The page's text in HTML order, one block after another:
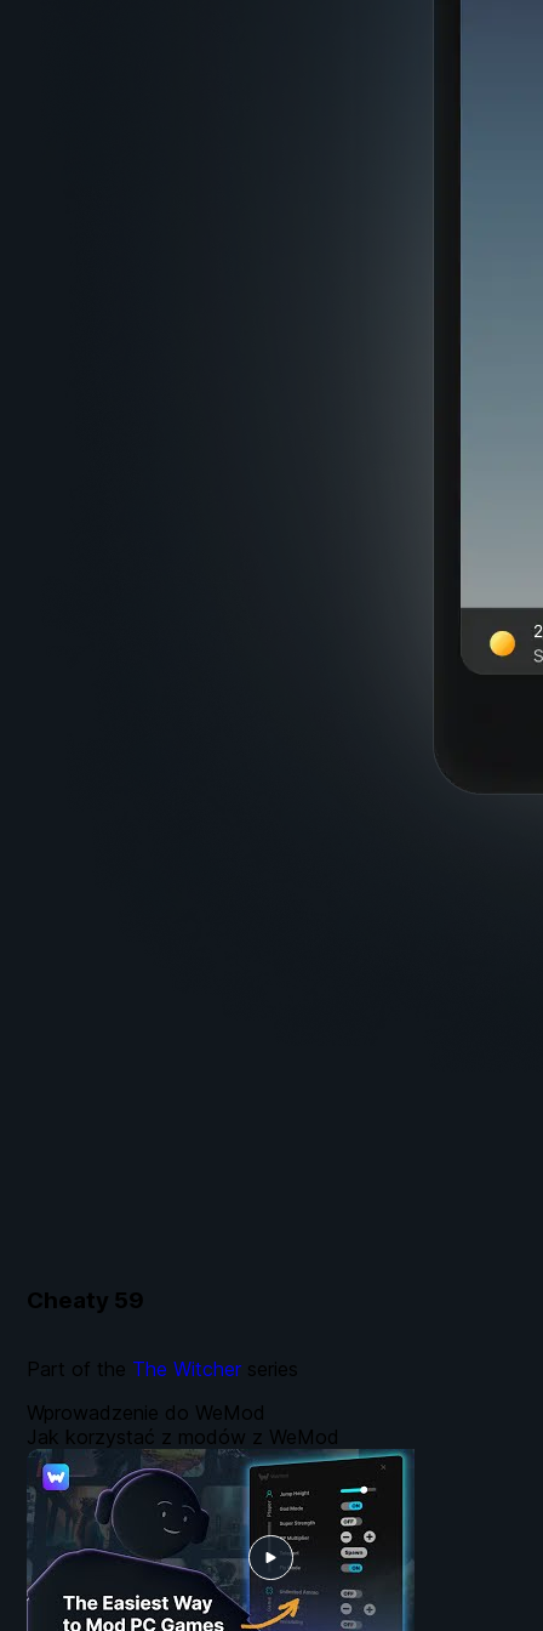
Cheaty 59
Wprowadzenie do WeMod
Jak korzystać z modów z WeMod
Part of the The Witcher series